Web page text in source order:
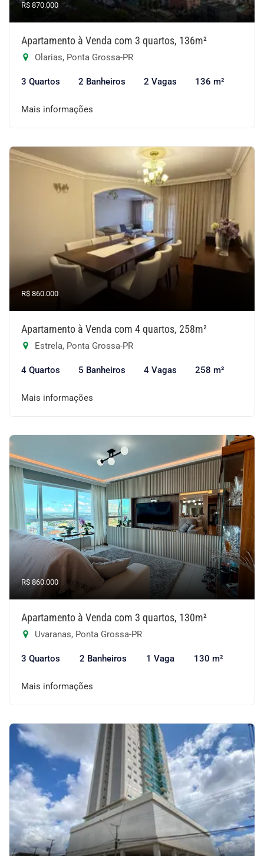
R$ 870.000
Apartamento à Venda com 3 quartos, 136m²
Olarias, Ponta Grossa-PR
3 Quartos 2 Banheiros 2 Vagas 136 m²
Mais informações
R$ 860.000
Apartamento à Venda com 4 quartos, 258m²
Estrela, Ponta Grossa-PR
4 Quartos 5 Banheiros 4 Vagas 258 m²
Mais informações
R$ 860.000
Apartamento à Venda com 3 quartos, 130m²
Uvaranas, Ponta Grossa-PR
3 Quartos 2 Banheiros 1 Vaga 130 m²
Mais informações